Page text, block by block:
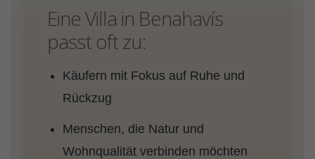
Eine Villa in Benahavís
passt oft zu:
Käufern mit Fokus auf Ruhe und
Rückzug
Menschen, die Natur und
Wohnqualität verbinden möchten